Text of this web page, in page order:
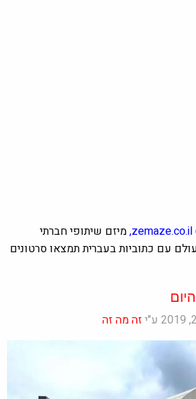
,מיזם שיתופי חברתי
עם כתוביות בעברית תמצאו סרטונים
זה מה זה